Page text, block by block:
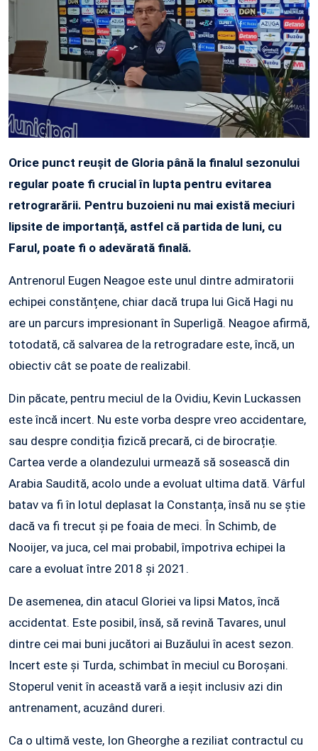
Orice punct reușit de Gloria până la finalul sezonului
regular poate fi crucial în lupta pentru evitarea
retrograrării. Pentru buzoieni nu mai există meciuri
lipsite de importanță, astfel că partida de luni, cu
Farul, poate fi o adevărată finală.
Antrenorul Eugen Neagoe este unul dintre admiratorii
echipei constănțene, chiar dacă trupa lui Gică Hagi nu
are un parcurs impresionant în Superligă. Neagoe afirmă,
totodată, că salvarea de la retrogradare este, încă, un
obiectiv cât se poate de realizabil.
Din păcate, pentru meciul de la Ovidiu, Kevin Luckassen
este încă incert. Nu este vorba despre vreo accidentare,
sau despre condiția fizică precară, ci de birocrație.
Cartea verde a olandezului urmează să sosească din
Arabia Saudită, acolo unde a evoluat ultima dată. Vârful
batav va fi în lotul deplasat la Constanța, însă nu se știe
dacă va fi trecut și pe foaia de meci. În Schimb, de
Nooijer, va juca, cel mai probabil, împotriva echipei la
care a evoluat între 2018 și 2021.
De asemenea, din atacul Gloriei va lipsi Matos, încă
accidentat. Este posibil, însă, să revină Tavares, unul
dintre cei mai buni jucători ai Buzăului în acest sezon.
Incert este și Turda, schimbat în meciul cu Boroșani.
Stoperul venit în această vară a ieșit inclusiv azi din
antrenament, acuzând dureri.
Ca o ultimă veste, Ion Gheorghe a reziliat contractul cu